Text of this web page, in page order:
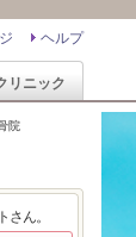
ヘルプ
リニック
院
さん。